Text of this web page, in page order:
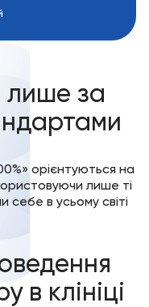
за
орієнтуються на
лише ті
в усьому світі
в клініці